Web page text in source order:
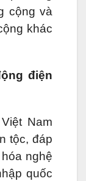
cộng và
khác
điện
Nam
tộc, đáp
nghệ
quốc